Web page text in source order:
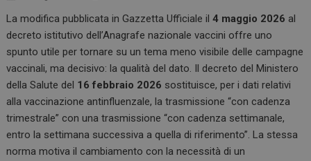
La modifica pubblicata in Gazzetta Ufficiale il4 maggio 2026 al
decreto istitutivo dell’Anagrafe nazionale vaccini offre uno
spunto utile per tornare su un tema meno visibile delle campagne
vaccinali, ma decisivo: la qualità del dato. Il decreto del Ministero
della Salute del 16 febbraio 2026 sostituisce, per i dati relativi
alla vaccinazione antinfluenzale, la trasmissione “con cadenza
trimestrale” con una trasmissione “con cadenza settimanale,
entro la settimana successiva a quella di riferimento”. La stessa
norma motiva il cambiamento con la necessità di un